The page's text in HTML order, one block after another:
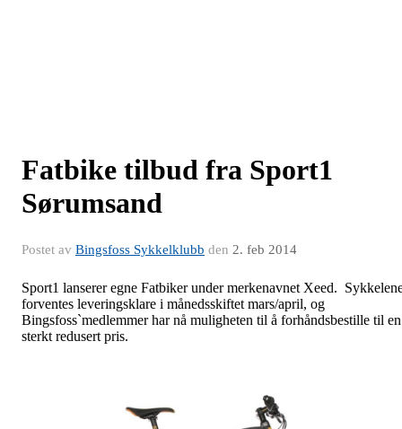
Fatbike tilbud fra Sport1
Sørumsand
Postet av Bingsfoss Sykkelklubb den 2. feb 2014
Sport1 lanserer egne Fatbiker under merkenavnet Xeed.
forventes leveringsklare i månedsskiftet mars/april, og
Bingsfoss`medlemmer har nå muligheten til å forhåndsbestille til en
sterkt redusert pris.